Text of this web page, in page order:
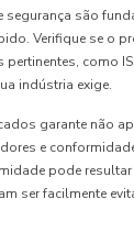
segurança são
Verifique se o
como
indústria exige.
garante não
e
pode
ser facilmente